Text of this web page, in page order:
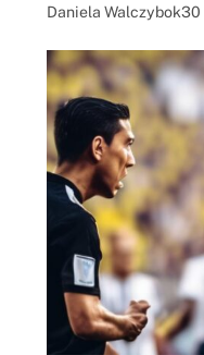
Daniela Walczybok30